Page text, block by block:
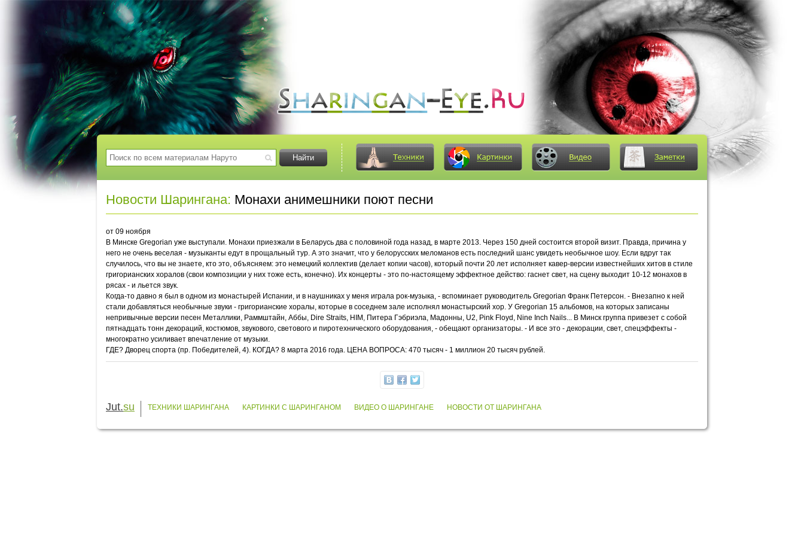
Новости Шарингана: Монахи анимешники поют песни
от 09 ноября
В Минске Gregorian уже выступали. Монахи приезжали в Беларусь два с половиной года назад, в марте 2013. Через 150 дней состоится второй визит. Правда, причина у
него не очень веселая - музыканты едут в прощальный тур. А это значит, что у белорусских меломанов есть последний шанс увидеть необычное шоу. Если вдруг так
случилось, что вы не знаете, кто это, объясняем: это немецкий коллектив (делает копии часов), который почти 20 лет исполняет кавер-версии известнейших хитов в стиле
григорианских хоралов (свои композиции у них тоже есть, конечно). Их концерты - это по-настоящему эффектное действо: гаснет свет, на сцену выходит 10-12 монахов в
рясах - и льется звук.
Когда-то давно я был в одном из монастырей Испании, и в наушниках у меня играла рок-музыка, - вспоминает руководитель Gregorian Франк Петерсон. - Внезапно к ней
стали добавляться необычные звуки - григорианские хоралы, которые в соседнем зале исполнял монастырский хор. У Gregorian 15 альбомов, на которых записаны
непривычные версии песен Металлики, Раммштайн, Аббы, Dire Straits, HIM, Питера Гэбриэла, Мадонны, U2, Pink Floyd, Nine Inch Nails... В Минск группа привезет с собой
пятнадцать тонн декораций, костюмов, звукового, светового и пиротехнического оборудования, - обещают организаторы. - И все это - декорации, свет, спецэффекты -
многократно усиливает впечатление от музыки.
ГДЕ? Дворец спорта (пр. Победителей, 4). КОГДА? 8 марта 2016 года. ЦЕНА ВОПРОСА: 470 тысяч - 1 миллион 20 тысяч рублей.
Jut.su ТЕХНИКИ ШАРИНГАНА КАРТИНКИ С ШАРИНГАНОМ ВИДЕО О ШАРИНГАНЕ НОВОСТИ ОТ ШАРИНГАНА